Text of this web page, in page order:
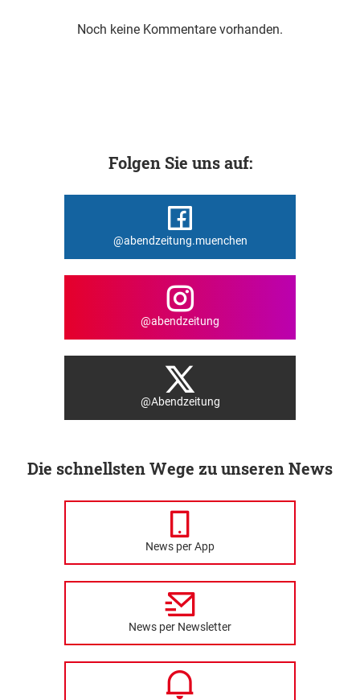
Noch keine Kommentare vorhanden.
Folgen Sie uns auf:
@abendzeitung.muenchen
@abendzeitung
@Abendzeitung
Die schnellsten Wege zu unseren News
News per App
News per Newsletter